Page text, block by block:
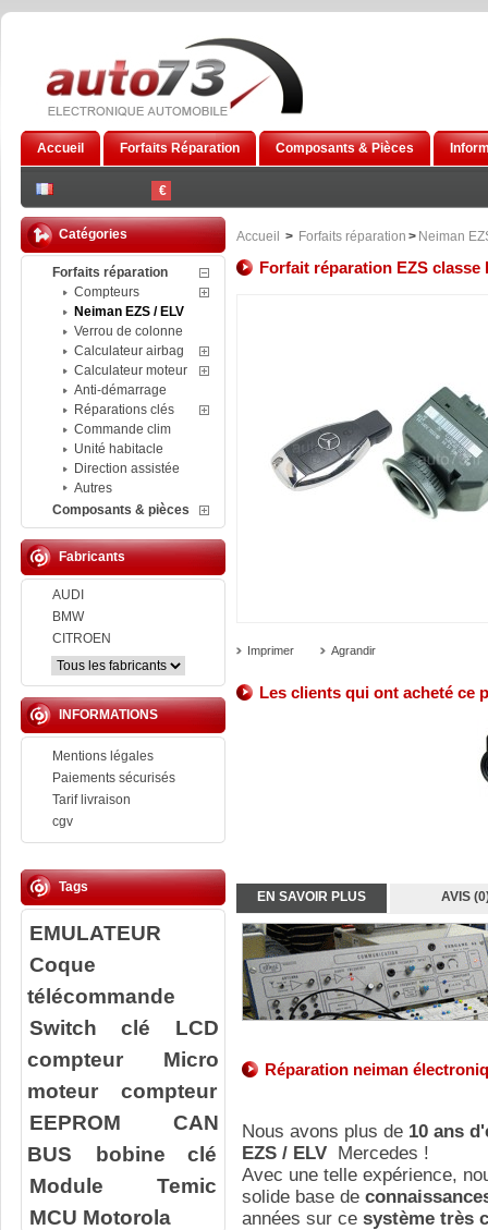
€
Accueil Forfaits Réparation Composants & Pièces
Catégories
Forfaits réparation
Compteurs
Neiman EZS / ELV
Verrou de colonne
Calculateur airbag
Calculateur moteur
Anti-démarrage
Réparations clés
Commande clim
Unité habitacle
Direction assistée
Autres
Composants & pièces
Fabricants
AUDI
BMW
CITROEN
INFORMATIONS
Mentions légales
Paiements sécurisés
Tarif livraison
cgv
Tags
EMULATEUR
Coque
télécommande
Switch clé
LCD
compteur
Micro
moteur compteur
EEPROM
CAN
BUS
bobine clé
Module Temic
MCU Motorola
Accueil > Forfaits réparation > Neiman
Forfait réparation EZS classe
Imprimer Agrandir
Les clients qui ont acheté ce
EN SAVOIR PLUS AVIS
Réparation neiman
Nous avons plus de 10 ans
EZS / ELV Mercedes !
Avec une telle expérience,
solide base de
années sur ce système très